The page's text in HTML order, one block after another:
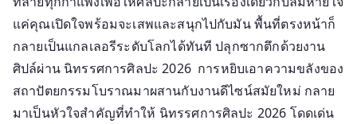
และ
ชวน
ให้
เรา
เข้าไป
ใช้
แค่คุณเปิดใจพร้อมจะเสพและสนุกไปกับมัน พื้นที่ตรงหน้าก็
กลายเป็นแกลเลอรีระดับโลกได้ทันที ปลุกซากตึกด้วยงาน
ศิปล์ผ่าน นิทรรศการศิลปะ 2026 การหยิบเอาความขลังของ
สถาปัตยกรรมโบราณมาผสานกับงานดีไซน์สมัยใหม่ กลาย
มาเป็นหัวใจสำคัญที่ทำให้ นิทรรศการศิลปะ 2026 โดดเด่น